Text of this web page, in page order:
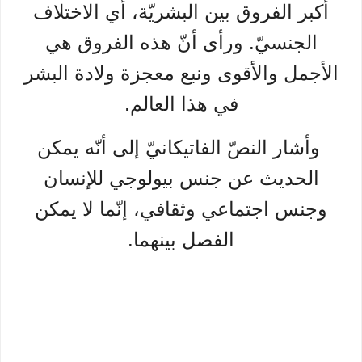
أكبر الفروق بين البشريّة، أي الاختلاف
الجنسيّ. ورأى أنّ هذه الفروق هي
الأجمل والأقوى ونبع معجزة ولادة البشر
في هذا العالم.
وأشار النصّ الفاتيكانيّ إلى أنّه يمكن
الحديث عن جنس بيولوجي للإنسان
وجنس اجتماعي وثقافي، إنّما لا يمكن
الفصل بينهما.